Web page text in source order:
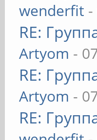
wenderfit
RE:
Artyom -
RE:
Artyom -
RE: